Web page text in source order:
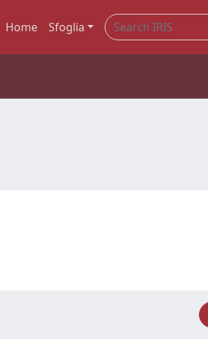
Home Sfoglia